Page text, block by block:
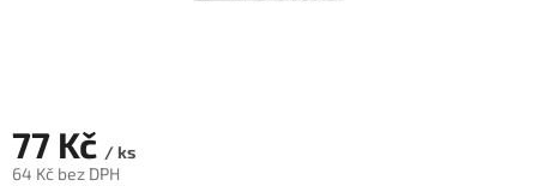
77 Kč / ks
64 Kč bez DPH